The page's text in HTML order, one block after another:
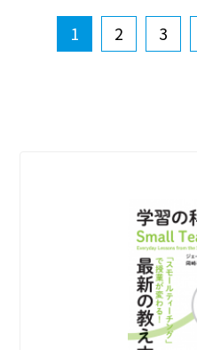
1 2 3